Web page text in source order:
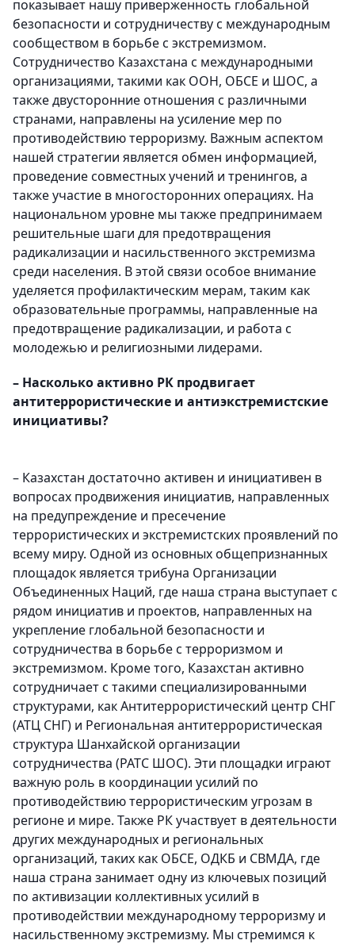
показывает нашу приверженность глобальной
безопасности и сотрудничеству с международным
сообществом в борьбе с экстремизмом.
Сотрудничество Казахстана с международными
организациями, такими как ООН, ОБСЕ и ШОС, а
также двусторонние отношения с различными
странами, направлены на усиление мер по
противодействию терроризму. Важным аспектом
нашей стратегии является обмен информацией,
проведение совместных учений и тренингов, а
также участие в многосторонних операциях. На
национальном уровне мы также предпринимаем
решительные шаги для предотвращения
радикализации и насильственного экстремизма
среди населения. В этой связи особое внимание
уделяется профилактическим мерам, таким как
образовательные программы, направленные на
предотвращение радикализации, и работа с
молодежью и религиозными лидерами.
– Насколько активно РК продвигает
антитеррористические и антиэкстремистские
инициативы?
– Казахстан достаточно активен и инициативен в
вопросах продвижения инициатив, направленных
на предупреждение и пресечение
террористических и экстремистских проявлений по
всему миру. Одной из основных общепризнанных
площадок является трибуна Организации
Объединенных Наций, где наша страна выступает с
рядом инициатив и проектов, направленных на
укрепление глобальной безопасности и
сотрудничества в борьбе с терроризмом и
экстремизмом. Кроме того, Казахстан активно
сотрудничает с такими специализированными
структурами, как Антитеррористический центр СНГ
(АТЦ СНГ) и Региональная антитеррористическая
структура Шанхайской организации
сотрудничества (РАТС ШОС). Эти площадки играют
важную роль в координации усилий по
противодействию террористическим угрозам в
регионе и мире. Также РК участвует в деятельности
других международных и региональных
организаций, таких как ОБСЕ, ОДКБ и СВМДА, где
наша страна занимает одну из ключевых позиций
по активизации коллективных усилий в
противодействии международному терроризму и
насильственному экстремизму. Мы стремимся к